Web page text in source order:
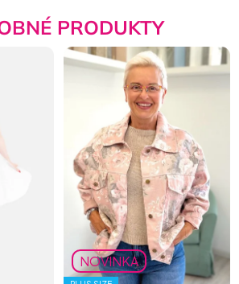
PRODUKTY
NOVINKA